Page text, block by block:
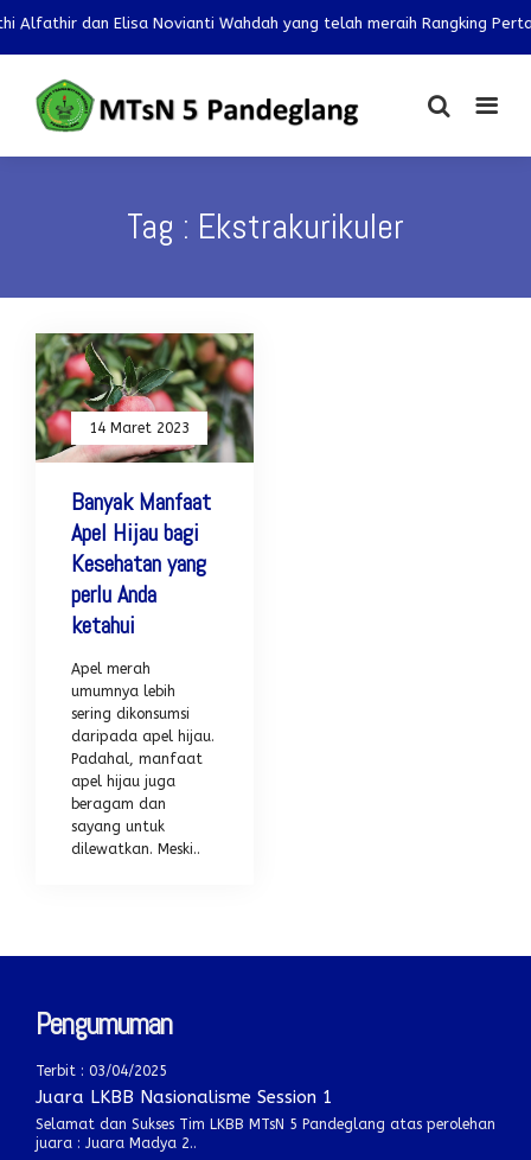
dan Elisa Novianti Wahdah yang telah meraih Rangking
Tag : Ekstrakurikuler
14 Maret 2023
Banyak Manfaat
Apel Hijau bagi
Kesehatan yang
perlu Anda
ketahui
Apel merah
umumnya lebih
sering dikonsumsi
daripada apel hijau.
Padahal, manfaat
apel hijau juga
beragam dan
sayang untuk
dilewatkan. Meski..
Pengumuman
Terbit : 03/04/2025
Juara LKBB Nasionalisme Session 1
Selamat dan Sukses Tim LKBB MTsN 5 Pandeglang atas perolehan
juara : Juara Madya 2..